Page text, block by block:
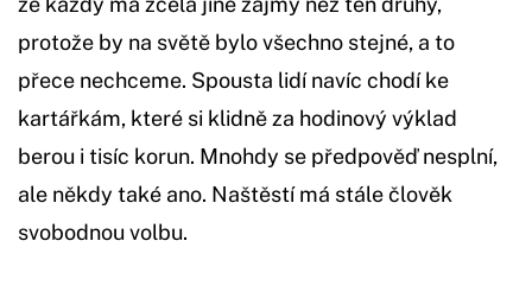
protože by na světě bylo všechno stejné, a to
přece nechceme. Spousta lidí navíc chodí ke
kartářkám, které si klidně za hodinový výklad
berou i tisíc korun. Mnohdy se předpověď nesplní,
ale někdy také ano. Naštěstí má stále člověk
svobodnou volbu.